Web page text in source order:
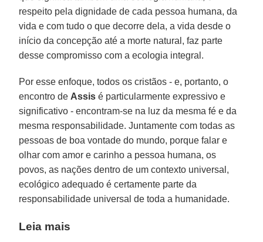
respeito pela dignidade de cada pessoa humana, da
vida e com tudo o que decorre dela, a vida desde o
início da concepção até a morte natural, faz parte
desse compromisso com a ecologia integral.
Por esse enfoque, todos os cristãos - e, portanto, o
encontro de Assis é particularmente expressivo e
significativo - encontram-se na luz da mesma fé e da
mesma responsabilidade. Juntamente com todas as
pessoas de boa vontade do mundo, porque falar e
olhar com amor e carinho a pessoa humana, os
povos, as nações dentro de um contexto universal,
ecológico adequado é certamente parte da
responsabilidade universal de toda a humanidade.
Leia mais